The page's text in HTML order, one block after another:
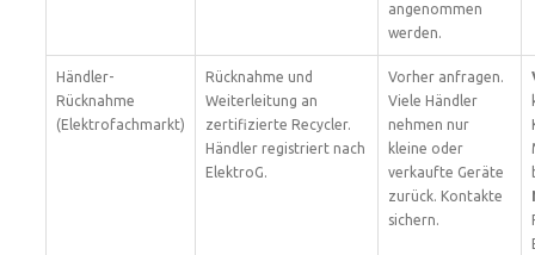
angenommen
werden.
Händler-
Rücknahme
(Elektrofachmarkt)
Rücknahme und
Weiterleitung an
zertifizierte Recycler.
Händler registriert nach
ElektroG.
Vorher anfragen.
Viele Händler
nehmen nur
kleine oder
verkaufte Geräte
zurück. Kontakte
sichern.